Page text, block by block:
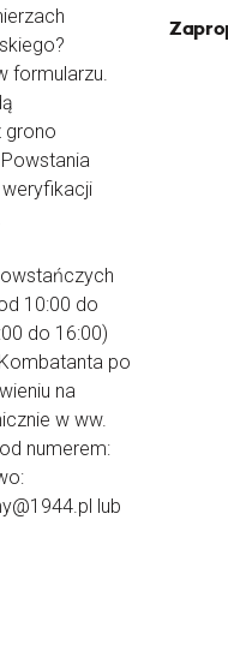
formularzu.
grono
10:00 do
do 16:00)
po
na
w ww.
numerem:
lub